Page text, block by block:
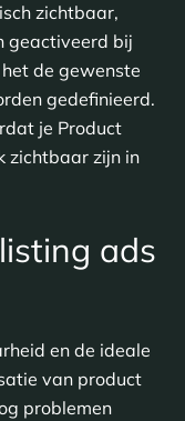
zichtbaar,
geactiveerd bij
het de gewenste
gedefinieerd.
je Product
zichtbaar zijn in
ads
en de ideale
van product
problemen